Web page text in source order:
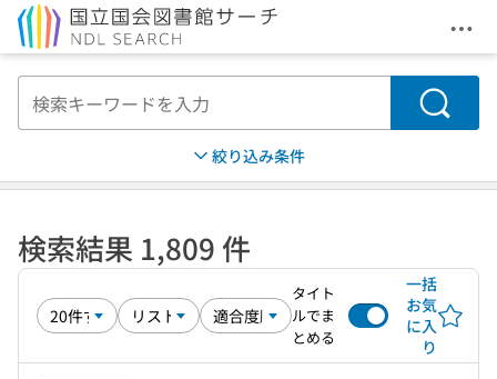
メ
検索
絞り込み条件
検索結果 1,809 件
タイト
ルでま
とめる
一括
お気
に入
り